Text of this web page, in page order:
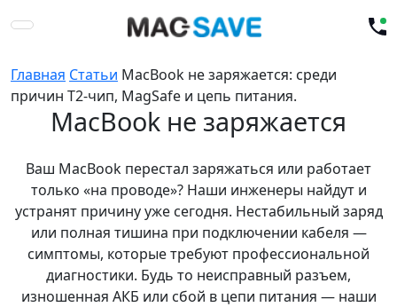
Главная Статьи MacBook не заряжается: среди
причин T2-чип, MagSafe и цепь питания.
MacBook не заряжается
Ваш MacBook перестал заряжаться или работает
только «на проводе»? Наши инженеры найдут и
устранят причину уже сегодня. Нестабильный заряд
или полная тишина при подключении кабеля —
симптомы, которые требуют профессиональной
диагностики. Будь то неисправный разъем,
изношенная АКБ или сбой в цепи питания — наши